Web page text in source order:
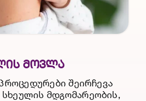
ᲛᲝᲕᲚᲐ
შეირჩევა
მდგომარეობის,